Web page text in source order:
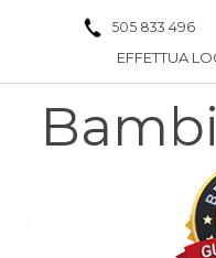
505 833 496
EFFETTUA